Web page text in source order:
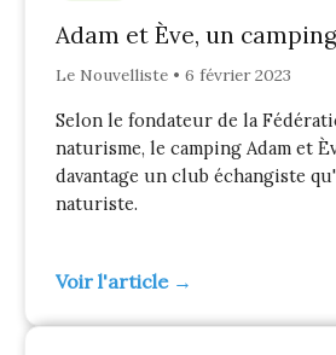
Adam et Ève, un
Le Nouvelliste • 6 février 2023
Selon le fondateur de la
naturisme, le camping Adam et
davantage un club échangiste
naturiste.
Voir l'article →